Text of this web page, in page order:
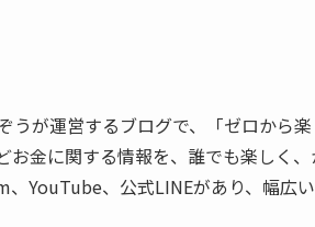
うが運営するブログで、「ゼロから
お金に関する情報を、誰でも楽しく
YouTube、公式LINEがあり、幅広